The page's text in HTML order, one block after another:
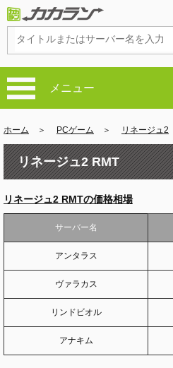
メニュー
ホーム ＞ PCゲーム ＞ リネージュ2
リネージュ2 RMT
リネージュ2 RMTの価格相場
サーバー名
アンタラス
ヴァラカス
リンドビオル
アナキム